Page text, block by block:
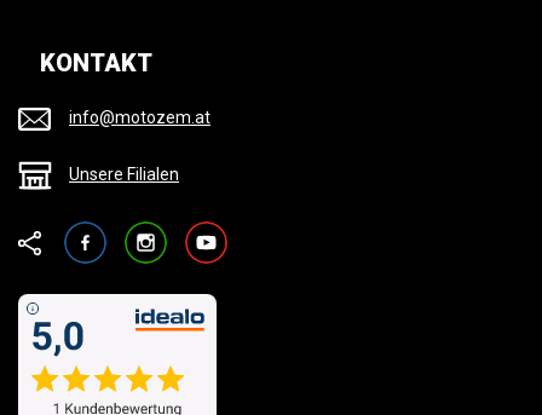
KONTAKT
info@motozem.at
Unsere Filialen
FacebookInstagramYouTube